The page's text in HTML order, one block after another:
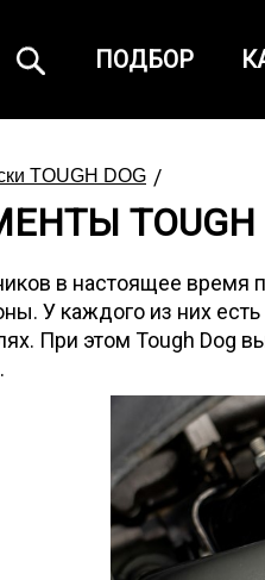
ПОДБОР
TOUGH DOG /
в настоящее время
У каждого из них
При этом Tough Dog